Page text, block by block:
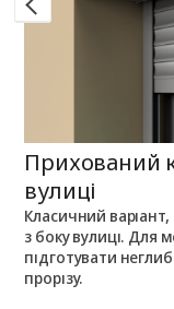
Прихований
вулиці
Класичний
з боку вулиці. Для
підготувати
прорізу.